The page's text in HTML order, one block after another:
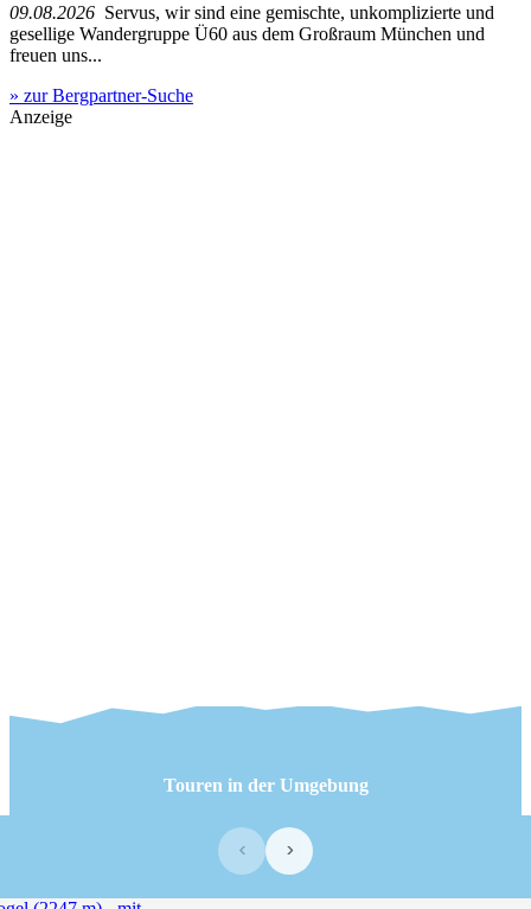
09.08.2026 Servus, wir sind eine gemischte, unkomplizierte und
gesellige Wandergruppe Ü60 aus dem Großraum München und
freuen uns...
» zur Bergpartner-Suche
Anzeige
Touren in der Umgebung
‹ ›